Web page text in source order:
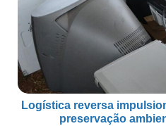
Logística reversa
preservação